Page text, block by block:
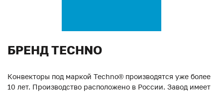
БРЕНД TECHNO
Конвекторы под маркой Techno® производятся уже более
10 лет. Производство расположено в России. Завод имеет